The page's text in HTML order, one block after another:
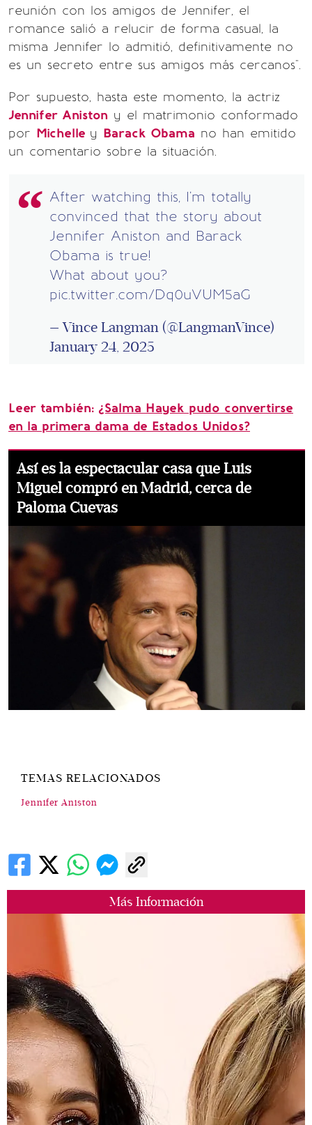
Más Información
reunión con los amigos de Jennifer, el
romance salió a relucir de forma casual, la
misma Jennifer lo admitió, definitivamente no
es un secreto entre sus amigos más cercanos".
Por supuesto, hasta este momento, la actriz
Jennifer Aniston y el matrimonio conformado
por Michelle y Barack Obama no han emitido
un comentario sobre la situación.
After watching this, I'm totally
convinced that the story about
Jennifer Aniston and Barack
Obama is true!
What about you?
pic.twitter.com/Dq0uVUM5aG
— Vince Langman (@LangmanVince)
January 24, 2025
Leer también: ¿Salma Hayek pudo convertirse
en la primera dama de Estados Unidos?
Así es la espectacular casa que Luis
Miguel compró en Madrid, cerca de
Paloma Cuevas
TEMAS RELACIONADOS
Jennifer Aniston